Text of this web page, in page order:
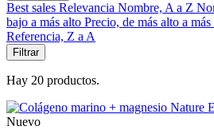
Best sales Relevancia Nombre, A a Z
bajo a más alto Precio, de más alto a
Referencia, Z a A
Filtrar
Hay 20 productos.
Nuevo